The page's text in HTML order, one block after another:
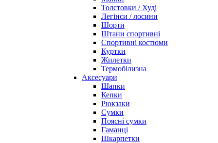
Толстовки / Худі
Легінси / лосини
Шорти
Штани спортивні
Спортивні костюми
Куртки
Жилетки
Термобілизна
Аксесуари
Шапки
Кепки
Рюкзаки
Сумки
Поясні сумки
Гаманці
Шкарпетки